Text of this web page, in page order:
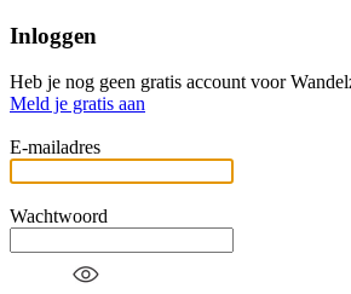
Inloggen
Heb je nog geen gratis account voor
Meld je gratis aan
E-mailadres
Wachtwoord